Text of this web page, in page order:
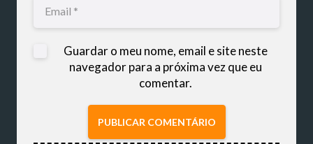
Guardar o meu nome, email e site neste
navegador para a próxima vez que eu
comentar.
PUBLICAR COMENTÁRIO